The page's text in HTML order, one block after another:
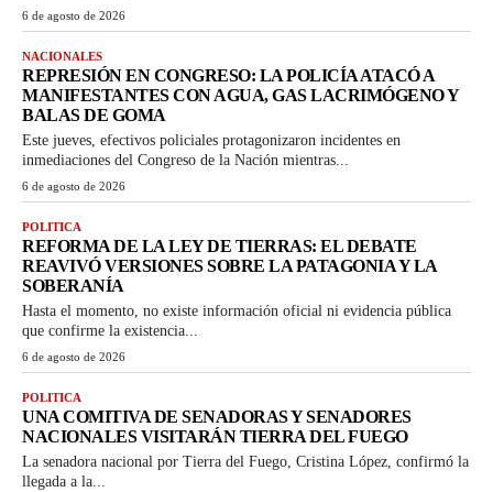
6 de agosto de 2026
NACIONALES
REPRESIÓN EN CONGRESO: LA POLICÍA ATACÓ A
MANIFESTANTES CON AGUA, GAS LACRIMÓGENO Y
BALAS DE GOMA
Este jueves, efectivos policiales protagonizaron incidentes en
inmediaciones del Congreso de la Nación mientras...
6 de agosto de 2026
POLITICA
REFORMA DE LA LEY DE TIERRAS: EL DEBATE
REAVIVÓ VERSIONES SOBRE LA PATAGONIA Y LA
SOBERANÍA
Hasta el momento, no existe información oficial ni evidencia pública
que confirme la existencia...
6 de agosto de 2026
POLITICA
UNA COMITIVA DE SENADORAS Y SENADORES
NACIONALES VISITARÁN TIERRA DEL FUEGO
La senadora nacional por Tierra del Fuego, Cristina López, confirmó la
llegada a la...